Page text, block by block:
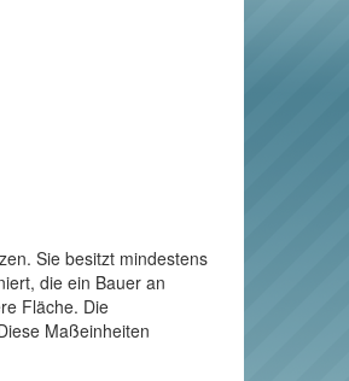
Sie besitzt mindestens
die ein Bauer an
Fläche. Die
Maßeinheiten